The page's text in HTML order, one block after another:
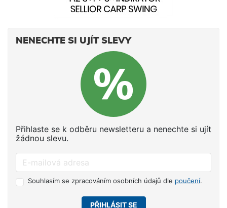
NENECHTE SI UJÍT SLEVY
Přihlaste se k odběru newsletteru a nenechte si ujít
žádnou slevu.
Souhlasím se zpracováním osobních údajů dle poučení.
PŘIHLÁSIT SE